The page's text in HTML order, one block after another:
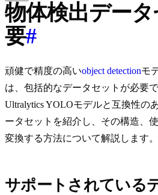
物体検出デー
要#
頑健で精度の高いobject detectionモ
は、包括的なデータセットが必要
Ultralytics YOLOモデルと互換性の
ータセットを紹介し、その構造、
変換する方法について解説します。
サポートされている